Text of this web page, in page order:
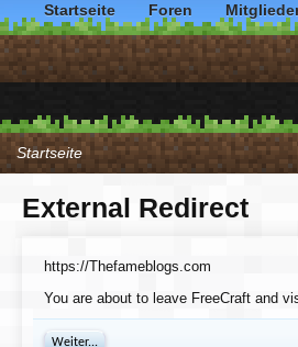
Startseite
External Redirect
https://Thefameblogs.com
You are about to leave FreeCraft and
Weiter...
Startseite Foren